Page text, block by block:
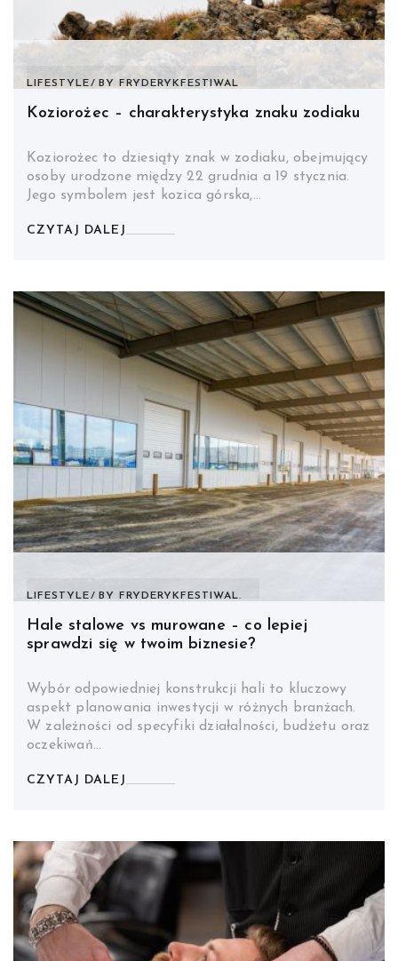
LIFESTYLE BY FRYDERYKFESTIWAL
Koziorożec – charakterystyka znaku zodiaku
Koziorożec to dziesiąty znak w zodiaku, obejmujący
osoby urodzone między 22 grudnia a 19 stycznia.
Jego symbolem jest kozica górska,…
CZYTAJ DALEJ
LIFESTYLE BY FRYDERYKFESTIWAL.
Hale stalowe vs murowane – co lepiej
sprawdzi się w twoim biznesie?
Wybór odpowiedniej konstrukcji hali to kluczowy
aspekt planowania inwestycji w różnych branżach.
W zależności od specyfiki działalności, budżetu oraz
oczekiwań…
CZYTAJ DALEJ